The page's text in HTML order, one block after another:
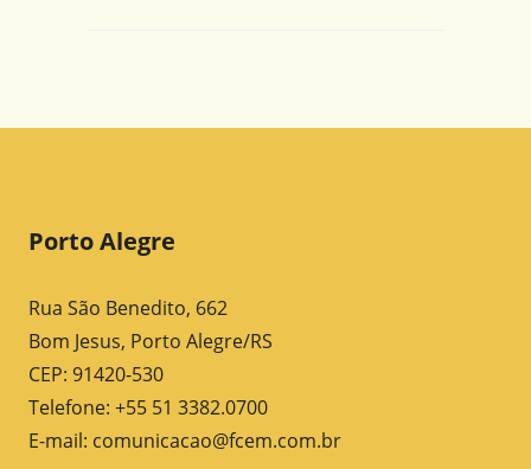
Porto Alegre
Rua São Benedito, 662
Bom Jesus, Porto Alegre/RS
CEP: 91420-530
Telefone: +55 51 3382.0700
E-mail: comunicacao@fcem.com.br